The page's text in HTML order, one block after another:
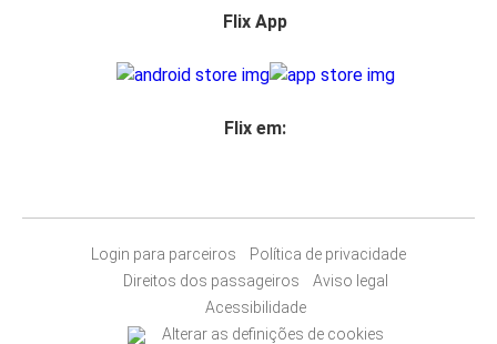
Flix App
Flix em:
Login para parceiros
Política de privacidade
Direitos dos passageiros
Aviso legal
Acessibilidade
Alterar as definições de cookies